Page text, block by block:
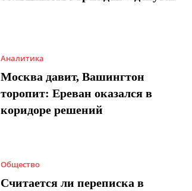
Аналитика
Москва давит, Вашингтон
торопит: Ереван оказался в
коридоре решений
Общество
Считается ли переписка в